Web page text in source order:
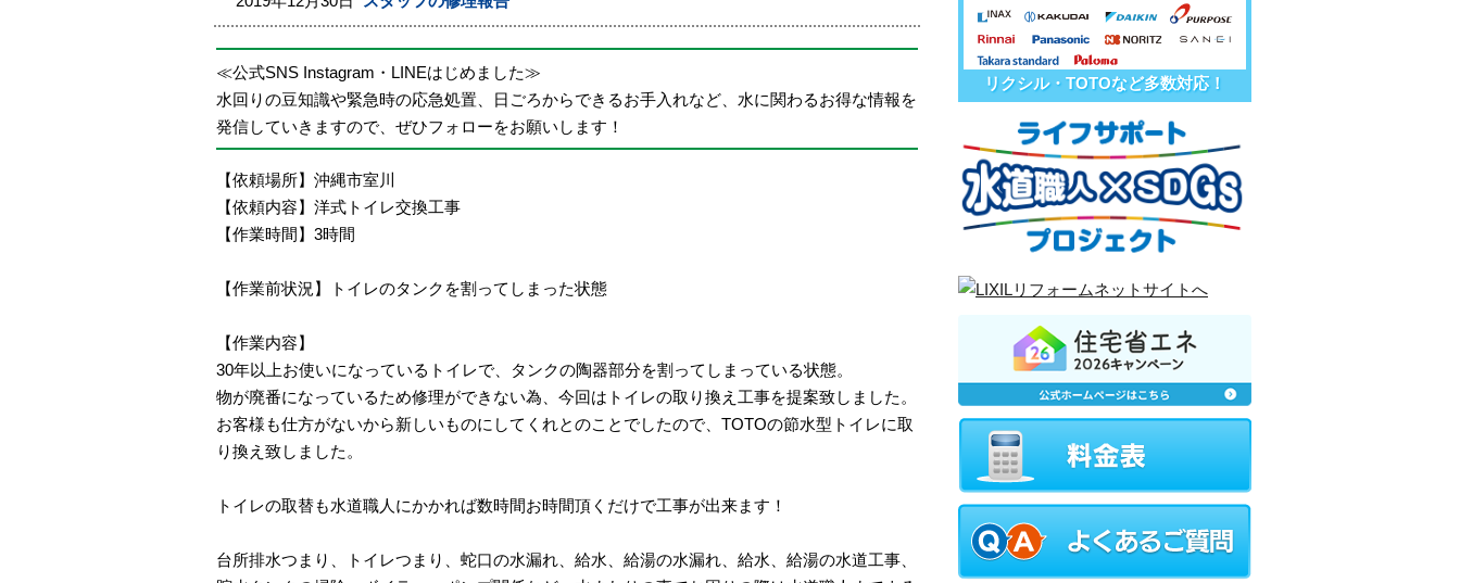
≪公式SNS Instagram・LINEはじめました≫
水回りの豆知識や緊急時の応急処置、日ごろからできるお手入れなど、水に関わるお得な情報を
発信していきますので、ぜひフォローをお願いします！
【依頼場所】沖縄市室川
【依頼内容】洋式トイレ交換工事
【作業時間】3時間
【作業前状況】トイレのタンクを割ってしまった状態
【作業内容】
30年以上お使いになっているトイレで、タンクの陶器部分を割ってしまっている状態。
物が廃番になっているため修理ができない為、今回はトイレの取り換え工事を提案致しました。
お客様も仕方がないから新しいものにしてくれとのことでしたので、TOTOの節水型トイレに取
り換え致しました。
トイレの取替も水道職人にかかれば数時間お時間頂くだけで工事が出来ます！
台所排水つまり、トイレつまり、蛇口の水漏れ、給水、給湯の水漏れ、給水、給湯の水道工事、
リクシル・TOTOなど多数対応！